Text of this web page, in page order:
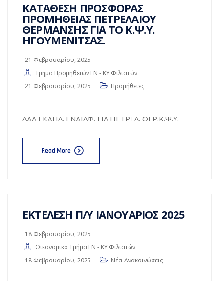
ΚΑΤΑΘΕΣΗ ΠΡΟΣΦΟΡΑΣ
ΠΡΟΜΗΘΕΙΑΣ ΠΕΤΡΕΛΑΙΟΥ
ΘΕΡΜΑΝΣΗΣ ΓΙΑ ΤΟ Κ.Ψ.Υ.
ΗΓΟΥΜΕΝΙΤΣΑΣ.
21 Φεβρουαρίου, 2025
Τμήμα Προμηθειών ΓΝ - ΚΥ Φιλιατών
21 Φεβρουαρίου, 2025
Προμήθειες
ΑΔΑ ΕΚΔΗΛ. ΕΝΔΙΑΦ. ΓΙΑ ΠΕΤΡΕΛ. ΘΕΡ.Κ.Ψ.Υ.
Read More
ΕΚΤΕΛΕΣΗ Π/Υ ΙΑΝΟΥΑΡΙΟΣ 2025
18 Φεβρουαρίου, 2025
Οικονομικό Τμήμα ΓΝ - ΚΥ Φιλιατών
18 Φεβρουαρίου, 2025
Νέα-Ανακοινώσεις